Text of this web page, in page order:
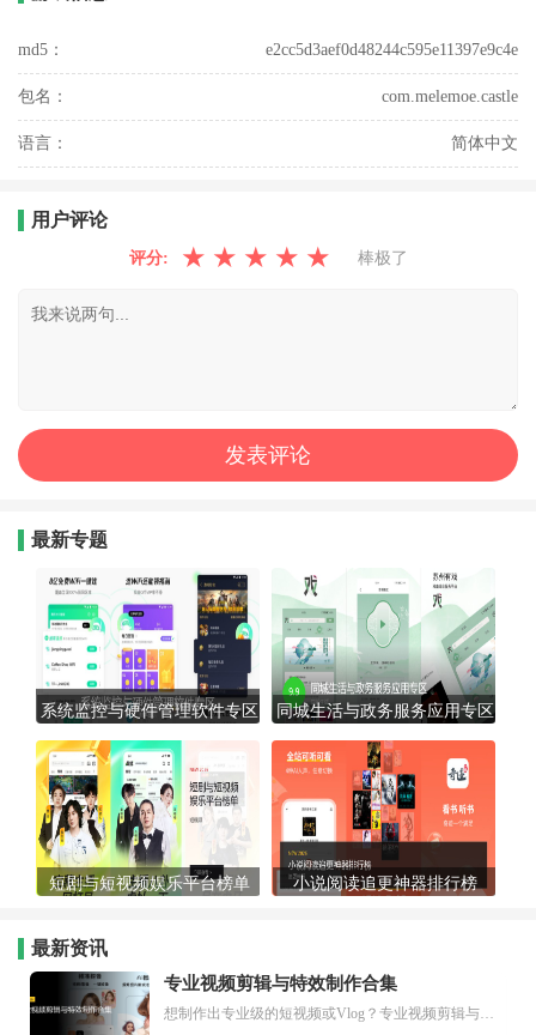
md5： e2cc5d3aef0d48244c595e11397e9c4e
包名： com.melemoe.castle
语言： 简体中文
用户评论
评分: ★ ★ ★ ★ ★ 棒极了
最新专题
系统监控与硬件管理软件专区 同城生活与政务服务应用专区
短剧与短视频娱乐平台榜单 小说阅读追更神器排行榜
最新资讯
专业视频剪辑与特效制作合集
想制作出专业级的短视频或Vlog？专业视频剪辑与特效制作大全专题为你提供了从剪辑、抠像到特效包装的全套解决方案。无论是添加炫酷的片头、进行精准的视频抠图，还是制...